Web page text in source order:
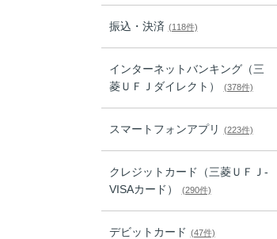
振込・決済 (118件)
インターネットバンキング（三
菱ＵＦＪダイレクト）
(378件)
スマートフォンアプリ (223件)
クレジットカード（三菱ＵＦＪ-
VISAカード）
(290件)
デビットカード (47件)